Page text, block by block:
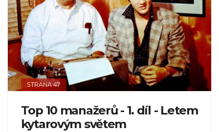
STRANA 47
Top 10 manažerů - 1. díl - Letem
kytarovým světem